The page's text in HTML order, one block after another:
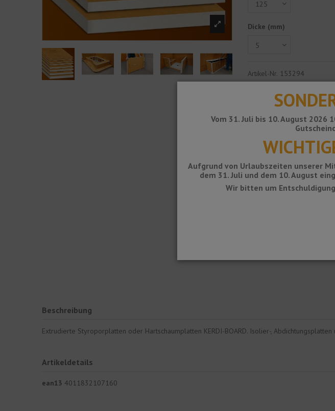
Dicke (mm)
Artikel-Nr. 153294
zzgl. MwSt.
In
Beschreibung
Extrudierte Styroporplatten oder Hartschaumplatten KERDI-BOARD. Isolier-,
Artikeldetails
ean13 4011832107160
Vom 31. Juli bis 10. August
Aufgrund von Urlaubszeiten unserer
dem 31. Juli und dem 10. August
Wir bitten um